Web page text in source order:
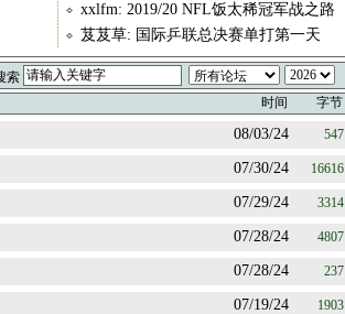
xxlfm: 2019/20 NFL饭太稀冠军战之路
芨芨草: 国际乒联总决赛单打第一天
索
时间 字节
08/03/24 547
07/30/24 16616
07/29/24 3314
07/28/24 4807
07/28/24 237
07/19/24 1903